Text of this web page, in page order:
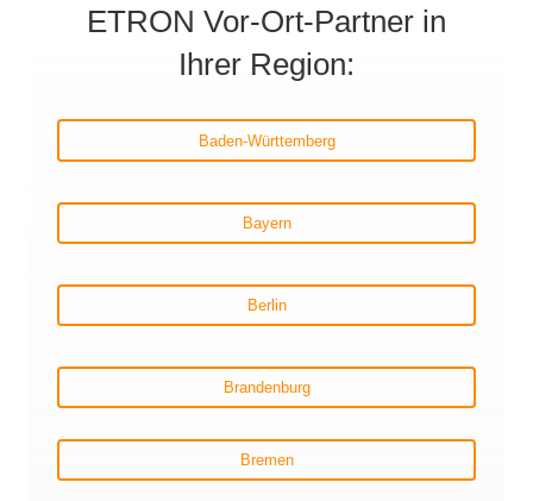
ETRON Vor-Ort-Partner in
Ihrer Region:
Baden-Württemberg
Bayern
Berlin
Brandenburg
Bremen